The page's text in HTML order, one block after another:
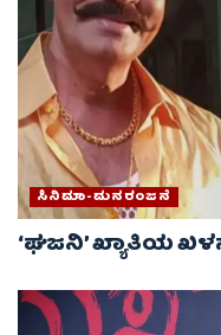
ಸಿನಿಮಾ-ಮನರಂಜನೆ
‘ಘಜನಿ’ ಖ್ಯಾತಿಯ